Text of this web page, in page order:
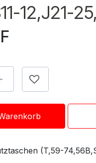
12,J21-
(T,59-